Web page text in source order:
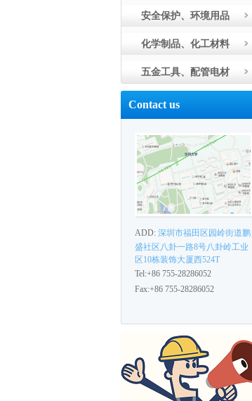
安全保护、环境用品
化学制品、化工材料
五金工具、配管电材
Contact us
ADD: 深圳市福田区园岭街道鹏
盛社区八卦一路8号八卦岭工业
区10栋装饰大厦西524T
Tel:+86 755-28286052
Fax:+86 755-28286052